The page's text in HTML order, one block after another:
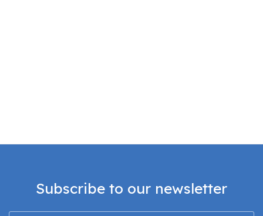
Subscribe to our newsletter